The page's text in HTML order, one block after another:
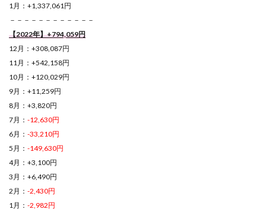
1月：+1,337,061円
－－－－－－－－－－－－
【2022年】+794,059円
12月：+308,087円
11月：+542,158円
10月：+120,029円
9月：+11,259円
8月：+3,820円
7月： -12,630円
6月： -33,210円
5月： -149,630円
4月：+3,100円
3月：+6,490円
2月： -2,430円
1月： -2,982円